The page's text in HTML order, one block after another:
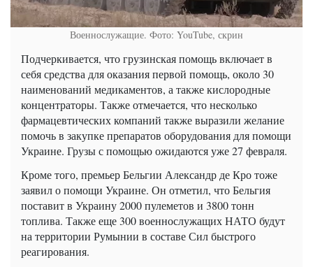
Военнослужащие. Фото: YouTube, скрин
Подчеркивается, что грузинская помощь включает в
себя средства для оказания первой помощь, около 30
наименований медикаментов, а также кислородные
концентраторы. Также отмечается, что несколько
фармацевтических компаний также выразили желание
помочь в закупке препаратов оборудования для помощи
Украине. Грузы с помощью ожидаются уже 27 февраля.
Кроме того, премьер Бельгии Александр де Кро тоже
заявил о помощи Украине. Он отметил, что Бельгия
поставит в Украину 2000 пулеметов и 3800 тонн
топлива. Также еще 300 военнослужащих НАТО будут
на территории Румынии в составе Сил быстрого
реагирования.